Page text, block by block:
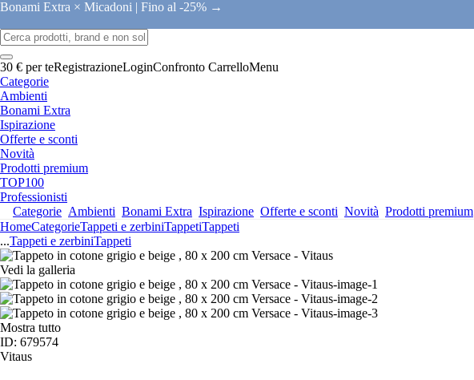
Bonami Extra × Micadoni | Fino al -25% →
30 € per teRegistrazioneLoginConfronto CarrelloMenu
Categorie
Ambienti
Bonami Extra
Ispirazione
Offerte e sconti
Novità
Prodotti premium
TOP100
Professionisti
Categorie Ambienti Bonami Extra Ispirazione Offerte e sconti Novità Prodotti premium
HomeCategorieTappeti e zerbiniTappetiTappeti
...Tappeti e zerbiniTappeti
Vedi la galleria
Mostra tutto
ID: 679574
Vitaus